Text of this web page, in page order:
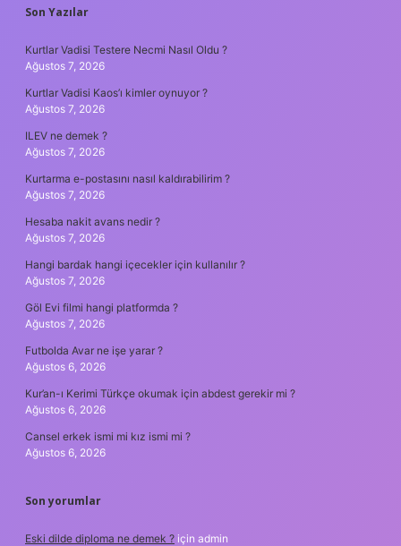
SIDEBAR
Son Yazılar
Kurtlar Vadisi Testere Necmi Nasıl Oldu ?
Ağustos 7, 2026
Kurtlar Vadisi Kaos’ı kimler oynuyor ?
Ağustos 7, 2026
ILEV ne demek ?
Ağustos 7, 2026
Kurtarma e-postasını nasıl kaldırabilirim ?
Ağustos 7, 2026
Hesaba nakit avans nedir ?
Ağustos 7, 2026
Hangi bardak hangi içecekler için kullanılır ?
Ağustos 7, 2026
Göl Evi filmi hangi platformda ?
Ağustos 7, 2026
Futbolda Avar ne işe yarar ?
Ağustos 6, 2026
Kur’an-ı Kerimi Türkçe okumak için abdest gerekir mi ?
Ağustos 6, 2026
Cansel erkek ismi mi kız ismi mi ?
Ağustos 6, 2026
Son yorumlar
Eski dilde diploma ne demek ? için admin